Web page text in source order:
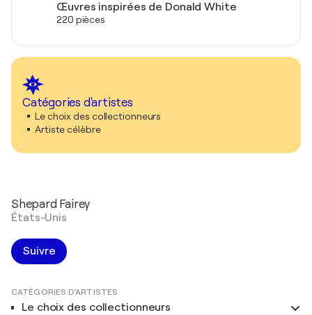
Œuvres inspirées de Donald White
220 pièces
Catégories d'artistes
Le choix des collectionneurs
Artiste célèbre
Shepard Fairey
États-Unis
Suivre
CATÉGORIES D'ARTISTES
Le choix des collectionneurs